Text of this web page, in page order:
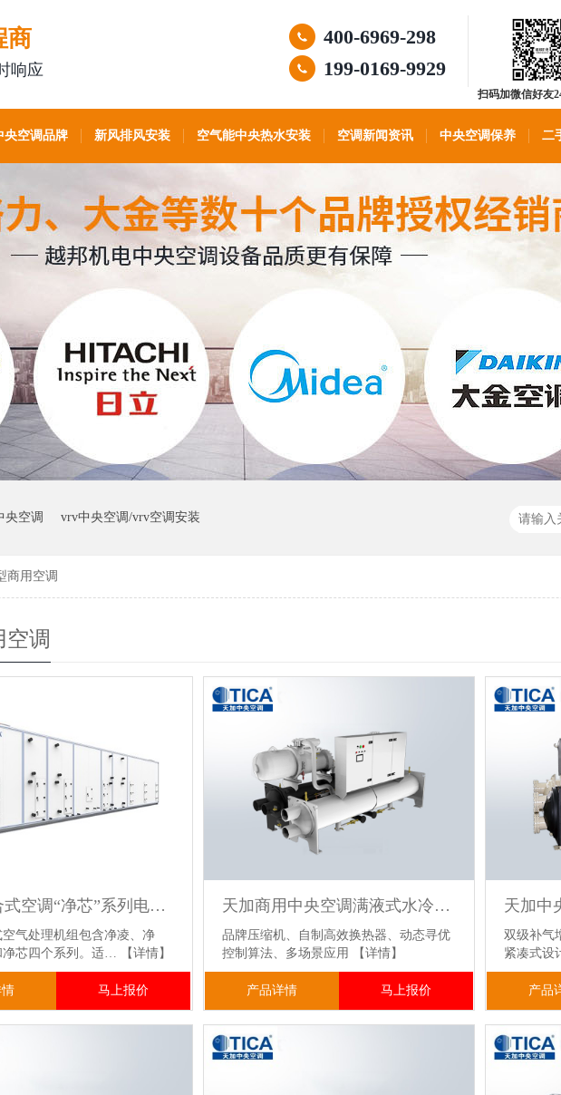
商
响应
400-6969-298
199-0169-9929
扫码加微信好友
央空调品牌 新风排风安装 空气能中央热水安装 空调新闻资讯 中央空调保养 二
央空调 vrv中央空调/vrv空调安装
商用空调
空调
天加组合式空调“净芯”系列电子厂洁净区使用 洁净型MAU大风量
气处理机组包含净凌、净
净芯四个系列。适…
【详情】
马上报价
天加商用中央空调满液式水冷螺杆冷（热）水机组 工程项目空调安装
品牌压缩机、自制高效换热器、动态寻优
控制算法、多场景应用
【详情】
产品详情 马上报价
双级补气
紧凑式设
产品